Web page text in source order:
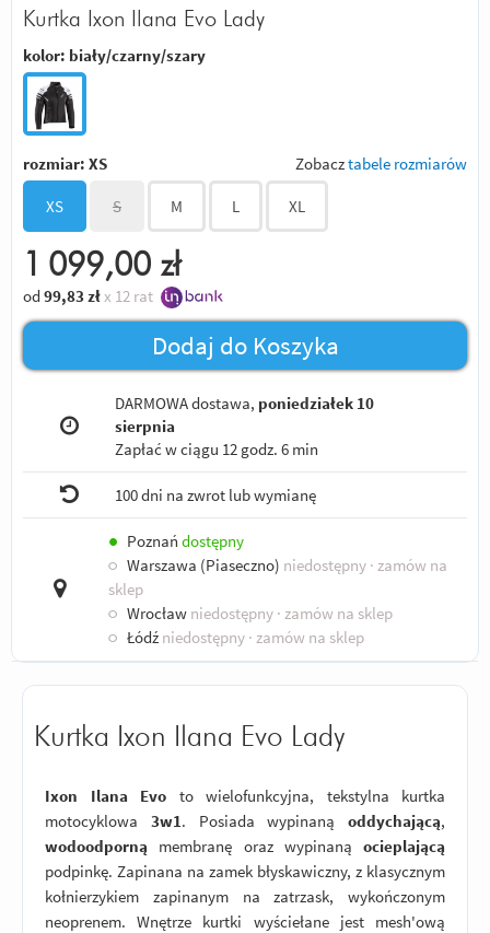
Kurtka Ixon Ilana Evo Lady
kolor: biały/czarny/szary
rozmiar: XS Zobacztabele rozmiarów
XS S M L XL
1 099,00 zł
od 99,83 zł x 12 rat
Dodaj do Koszyka
DARMOWA dostawa, poniedziałek 10
sierpnia
Zapłać w ciągu 12 godz. 6 min
100 dni na zwrot lub wymianę
● Poznań dostępny
○ Warszawa (Piaseczno) niedostępny · zamów na
sklep
○ Wrocław niedostępny · zamów na sklep
○ Łódź niedostępny · zamów na sklep
Kurtka Ixon Ilana Evo Lady
Ixon Ilana Evo to wielofunkcyjna, tekstylna kurtka
motocyklowa 3w1. Posiada wypinaną oddychającą,
wodoodporną membranę oraz wypinaną ocieplającą
podpinkę. Zapinana na zamek błyskawiczny, z klasycznym
kołnierzykiem zapinanym na zatrzask, wykończonym
neoprenem. Wnętrze kurtki wyściełane jest mesh'ową